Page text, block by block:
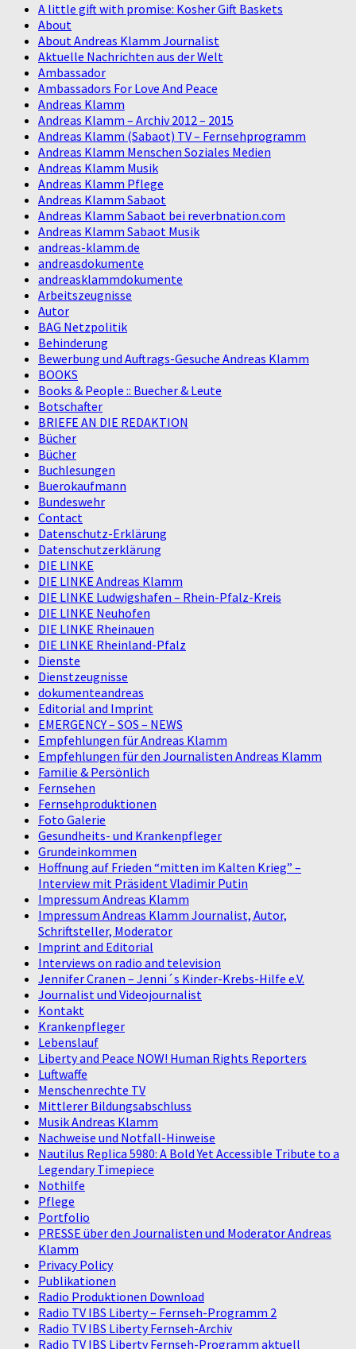
A little gift with promise: Kosher Gift Baskets
About
About Andreas Klamm Journalist
Aktuelle Nachrichten aus der Welt
Ambassador
Ambassadors For Love And Peace
Andreas Klamm
Andreas Klamm – Archiv 2012 – 2015
Andreas Klamm (Sabaot) TV – Fernsehprogramm
Andreas Klamm Menschen Soziales Medien
Andreas Klamm Musik
Andreas Klamm Pflege
Andreas Klamm Sabaot
Andreas Klamm Sabaot bei reverbnation.com
Andreas Klamm Sabaot Musik
andreas-klamm.de
andreasdokumente
andreasklammdokumente
Arbeitszeugnisse
Autor
BAG Netzpolitik
Behinderung
Bewerbung und Auftrags-Gesuche Andreas Klamm
BOOKS
Books & People :: Buecher & Leute
Botschafter
BRIEFE AN DIE REDAKTION
Bücher
Bücher
Buchlesungen
Buerokaufmann
Bundeswehr
Contact
Datenschutz-Erklärung
Datenschutzerklärung
DIE LINKE
DIE LINKE Andreas Klamm
DIE LINKE Ludwigshafen – Rhein-Pfalz-Kreis
DIE LINKE Neuhofen
DIE LINKE Rheinauen
DIE LINKE Rheinland-Pfalz
Dienste
Dienstzeugnisse
dokumenteandreas
Editorial and Imprint
EMERGENCY – SOS – NEWS
Empfehlungen für Andreas Klamm
Empfehlungen für den Journalisten Andreas Klamm
Familie & Persönlich
Fernsehen
Fernsehproduktionen
Foto Galerie
Gesundheits- und Krankenpfleger
Grundeinkommen
Hoffnung auf Frieden “mitten im Kalten Krieg” –
Interview mit Präsident Vladimir Putin
Impressum Andreas Klamm
Impressum Andreas Klamm Journalist, Autor,
Schriftsteller, Moderator
Imprint and Editorial
Interviews on radio and television
Jennifer Cranen – Jenni´s Kinder-Krebs-Hilfe e.V.
Journalist und Videojournalist
Kontakt
Krankenpfleger
Lebenslauf
Liberty and Peace NOW! Human Rights Reporters
Luftwaffe
Menschenrechte TV
Mittlerer Bildungsabschluss
Musik Andreas Klamm
Nachweise und Notfall-Hinweise
Nautilus Replica 5980: A Bold Yet Accessible Tribute to a
Legendary Timepiece
Nothilfe
Pflege
Portfolio
PRESSE über den Journalisten und Moderator Andreas
Klamm
Privacy Policy
Publikationen
Radio Produktionen Download
Radio TV IBS Liberty – Fernseh-Programm 2
Radio TV IBS Liberty Fernseh-Archiv
Radio TV IBS Liberty Fernseh-Programm aktuell